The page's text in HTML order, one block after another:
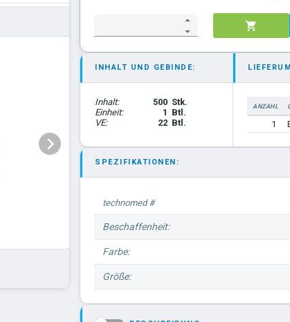
INHALT UND GEBINDE:
Inhalt: 500 Stk.
Einheit:
1 Btl.
VE:
22 Btl.
ANZAHL
1
SPEZIFIKATIONEN:
technomed #
Beschaffenheit:
Farbe:
Größe: